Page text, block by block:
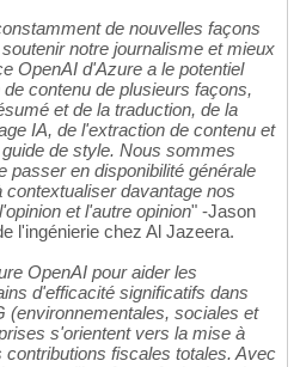
de nouvelles façons
notre journalisme et mieux
OpenAI d'Azure a le potentiel
contenu de plusieurs façons,
et de la traduction, de la
IA, de l'extraction de contenu et
de style. Nous sommes
passer en disponibilité générale
davantage nos
et l'autre opinion" -Jason
l'ingénierie chez Al Jazeera.
OpenAI pour aider les
d'efficacité significatifs dans
(environnementales, sociales et
s'orientent vers la mise à
contributions fiscales totales. Avec